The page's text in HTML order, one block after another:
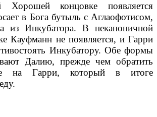
Хорошей концовке появляется
в Бога бутыль с Аглаофотисом,
из Инкубатора. В неканоничной
Кауфманн не появляется, и Гарри
Инкубатору. Обе формы
Далию, прежде чем обратить
на Гарри, который в итоге